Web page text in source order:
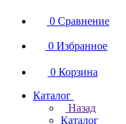
0 Сравнение
0 Избранное
0 Корзина
Каталог
Назад
Каталог